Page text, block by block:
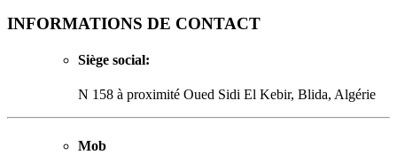
INFORMATIONS DE CONTACT
Siège social:
N 158 à proximité Oued Sidi El Kebir, Blida, Algérie
Mob